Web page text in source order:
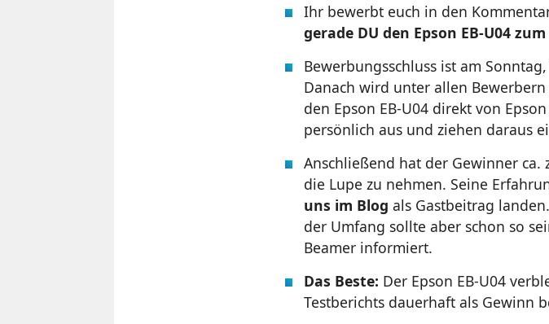
Ihr bewerbt euch in den
gerade DU den Epson EB-U04
Bewerbungsschluss ist am
Danach wird unter allen
den Epson EB-U04 direkt von
persönlich aus und ziehen daraus
Anschließend hat der Gewinner ca.
die Lupe zu nehmen. Seine
uns im Blog als Gastbeitrag
der Umfang sollte aber schon so
Beamer informiert.
Das Beste: Der Epson EB-U04
Testberichts dauerhaft als Gewinn